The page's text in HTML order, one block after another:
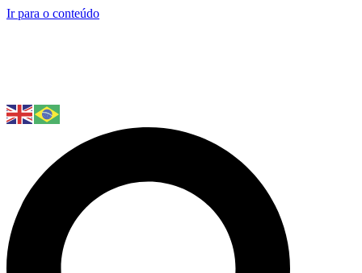
Ir para o conteúdo